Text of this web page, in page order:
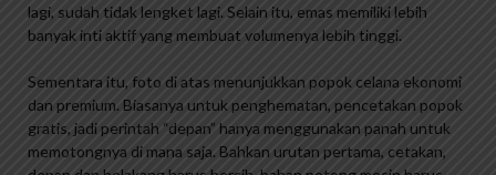
lagi, sudah tidak lengket lagi. Selain itu, emas memiliki lebih
banyak inti aktif yang membuat volumenya lebih tinggi.
Sementara itu, foto di atas menunjukkan popok celana ekonomi
dan premium. Biasanya untuk penghematan, pencetakan popok
gratis, jadi perintah “depan” hanya menggunakan panah untuk
memotongnya di mana saja. Bahkan urutan pertama, cetakan,